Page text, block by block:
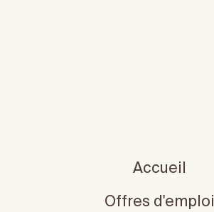
Accueil
Offres d'emploi